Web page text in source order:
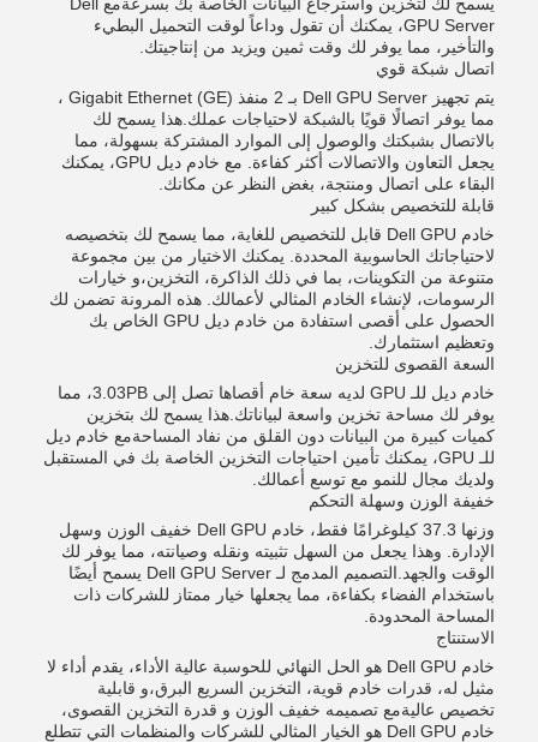
GPU Server، يمكنك أن تقول وداعاً لوقت التحميل البطيء
والتأخير، مما يوفر لك وقت ثمين ويزيد من إنتاجيتك.
اتصال شبكة قوي
يتم تجهيز Dell GPU Server بـ 2 منفذ Gigabit Ethernet (GE) ،
مما يوفر اتصالًا قويًا بالشبكة لاحتياجات عملك.هذا يسمح لك
بالاتصال بشبكتك والوصول إلى الموارد المشتركة بسهولة، مما
يجعل التعاون والاتصالات أكثر كفاءة. مع خادم ديل GPU، يمكنك
البقاء على اتصال ومنتجة، بغض النظر عن مكانك.
قابلة للتخصيص بشكل كبير
خادم Dell GPU قابل للتخصيص للغاية، مما يسمح لك بتخصيصه
لاحتياجاتك الحاسوبية المحددة. يمكنك الاختيار من بين مجموعة
متنوعة من التكوينات، بما في ذلك الذاكرة، التخزين،و خيارات
الرسومات، لإنشاء الخادم المثالي لأعمالك. هذه المرونة تضمن لك
الحصول على أقصى استفادة من خادم ديل GPU الخاص بك
وتعظيم استثمارك.
السعة القصوى للتخزين
خادم ديل للـ GPU لديه سعة خام أقصاها تصل إلى 3.03PB، مما
يوفر لك مساحة تخزين واسعة لبياناتك.هذا يسمح لك بتخزين
كميات كبيرة من البيانات دون القلق من نفاد المساحةمع خادم ديل
للـ GPU، يمكنك تأمين احتياجات التخزين الخاصة بك في المستقبل
ولديك مجال للنمو مع توسع أعمالك.
خفيفة الوزن وسهلة التحكم
وزنها 37.3 كيلوغرامًا فقط، خادم Dell GPU خفيف الوزن وسهل
الإدارة. وهذا يجعل من السهل تثبيته ونقله وصيانته، مما يوفر لك
الوقت والجهد.التصميم المدمج لـ Dell GPU Server يسمح أيضًا
باستخدام الفضاء بكفاءة، مما يجعلها خيار ممتاز للشركات ذات
المساحة المحدودة.
الاستنتاج
خادم Dell GPU هو الحل النهائي للحوسبة عالية الأداء، يقدم أداء لا
مثيل له، قدرات خادم قوية، التخزين السريع البرق،و قابلية
تخصيص عاليةمع تصميمه خفيف الوزن و قدرة التخزين القصوى،
خادم Dell GPU هو الخيار المثالي للشركات والمنظمات التي تتطلع